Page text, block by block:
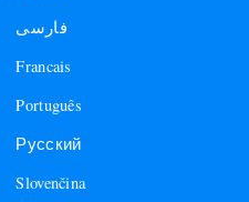
فارسی
Francais
Português
Русский
Slovenčina